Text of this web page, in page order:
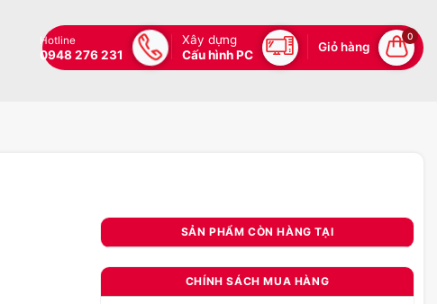
Hotline
0948 276 231
Xây dựng
Cấu hình PC
Giỏ hàng
0
SẢN PHẨM CÒN HÀNG TẠI
CHÍNH SÁCH MUA HÀNG